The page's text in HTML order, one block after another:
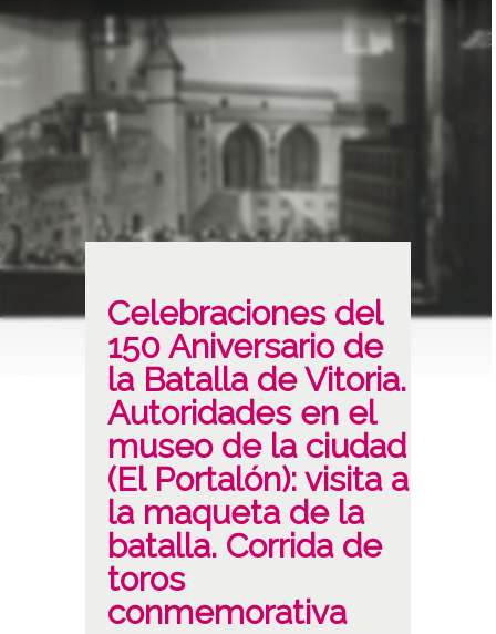
Celebraciones del
150 Aniversario de
la Batalla de Vitoria.
Autoridades en el
museo de la ciudad
(El Portalón): visita a
la maqueta de la
batalla. Corrida de
toros
conmemorativa